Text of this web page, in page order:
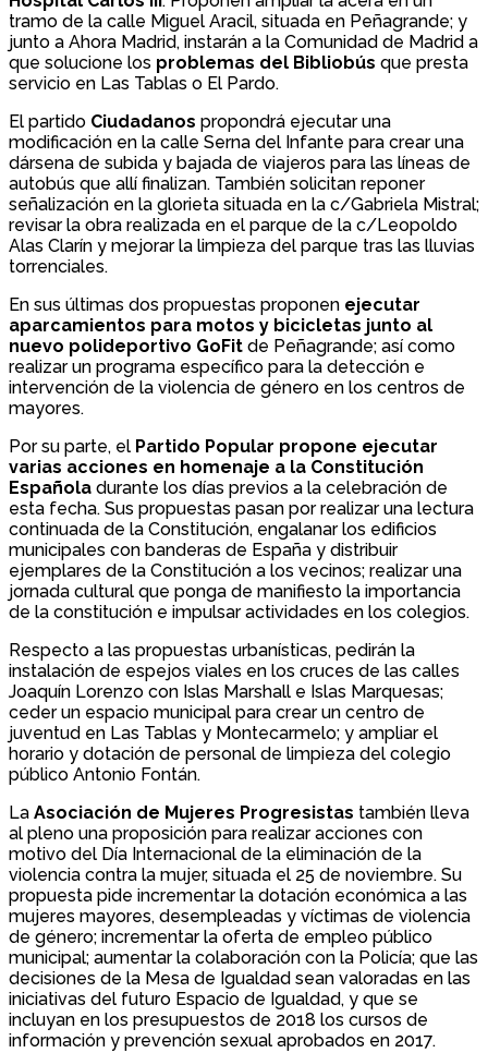
tramo de la calle Miguel Aracil, situada en Peñagrande; y
junto a Ahora Madrid, instarán a la Comunidad de Madrid a
que solucione los problemas del Bibliobús que presta
servicio en Las Tablas o El Pardo.
El partido Ciudadanos propondrá ejecutar una
modificación en la calle Serna del Infante para crear una
dársena de subida y bajada de viajeros para las líneas de
autobús que allí finalizan. También solicitan reponer
señalización en la glorieta situada en la c/Gabriela Mistral;
revisar la obra realizada en el parque de la c/Leopoldo
Alas Clarín y mejorar la limpieza del parque tras las lluvias
torrenciales.
En sus últimas dos propuestas proponen ejecutar
aparcamientos para motos y bicicletas junto al
nuevo polideportivo GoFit de Peñagrande; así como
realizar un programa específico para la detección e
intervención de la violencia de género en los centros de
mayores.
Por su parte, el Partido Popular propone ejecutar
varias acciones en homenaje a la Constitución
Española durante los días previos a la celebración de
esta fecha. Sus propuestas pasan por realizar una lectura
continuada de la Constitución, engalanar los edificios
municipales con banderas de España y distribuir
ejemplares de la Constitución a los vecinos; realizar una
jornada cultural que ponga de manifiesto la importancia
de la constitución e impulsar actividades en los colegios.
Respecto a las propuestas urbanísticas, pedirán la
instalación de espejos viales en los cruces de las calles
Joaquín Lorenzo con Islas Marshall e Islas Marquesas;
ceder un espacio municipal para crear un centro de
juventud en Las Tablas y Montecarmelo; y ampliar el
horario y dotación de personal de limpieza del colegio
público Antonio Fontán.
La Asociación de Mujeres Progresistas también lleva
al pleno una proposición para realizar acciones con
motivo del Día Internacional de la eliminación de la
violencia contra la mujer, situada el 25 de noviembre. Su
propuesta pide incrementar la dotación económica a las
mujeres mayores, desempleadas y víctimas de violencia
de género; incrementar la oferta de empleo público
municipal; aumentar la colaboración con la Policía; que las
decisiones de la Mesa de Igualdad sean valoradas en las
iniciativas del futuro Espacio de Igualdad, y que se
incluyan en los presupuestos de 2018 los cursos de
información y prevención sexual aprobados en 2017.